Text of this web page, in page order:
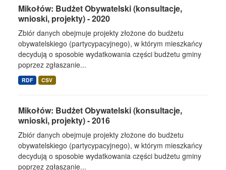
Mikołów: Budżet Obywatelski (konsultacje,
wnioski, projekty) - 2020
Zbiór danych obejmuje projekty złożone do budżetu
obywatelskiego (partycypacyjnego), w którym mieszkańcy
decydują o sposobie wydatkowania części budżetu gminy
poprzez zgłaszanie...
RDF CSV
Mikołów: Budżet Obywatelski (konsultacje,
wnioski, projekty) - 2016
Zbiór danych obejmuje projekty złożone do budżetu
obywatelskiego (partycypacyjnego), w którym mieszkańcy
decydują o sposobie wydatkowania części budżetu gminy
poprzez zgłaszanie...